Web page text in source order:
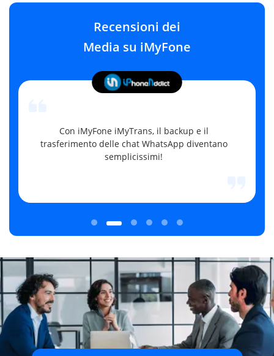
Recensioni dei
Media su iMyFone
Con iMyFone iMyTrans, il backup e il
trasferimento delle chat WhatsApp diventano
semplicissimi!